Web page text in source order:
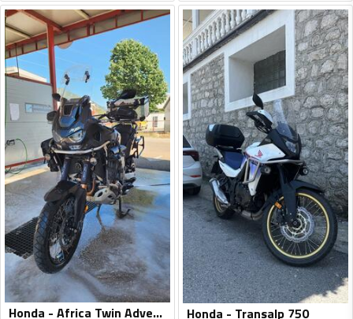
Honda - Africa Twin Adventure Sport CRF1100A4 Honda - Transalp 750